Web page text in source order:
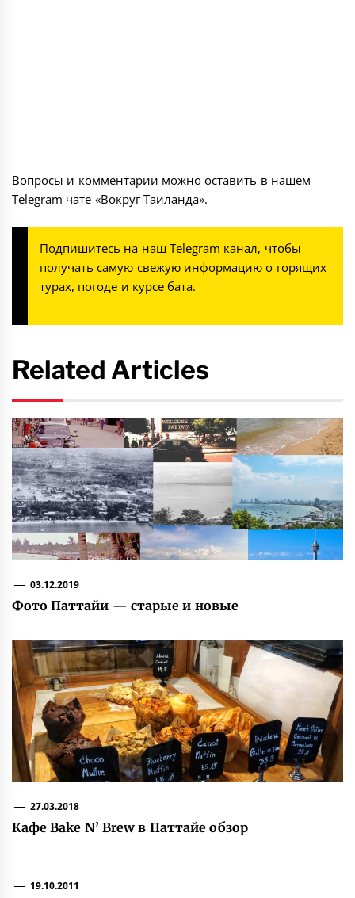
Вопросы и комментарии можно оставить в нашем
Telegram чате «Вокруг Таиланда».
Подпишитесь на наш Telegram канал, чтобы
получать самую свежую информацию о горящих
турах, погоде и курсе бата.
Related Articles
03.12.2019
Фото Паттайи — старые и новые
27.03.2018
Кафе Bake N’ Brew в Паттайе обзор
19.10.2011